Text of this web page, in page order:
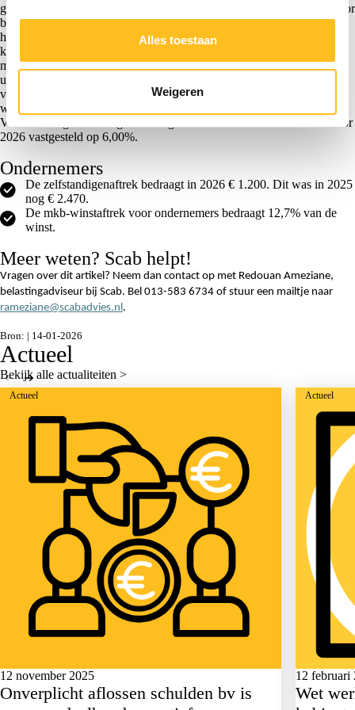
Alles toestaan
Weigeren
gebruikgemaakt van voorlopige forfaitaire rendementspercentages voor
banktegoeden en schulden. Voor banktegoeden wordt uitgegaan van
het rentepercentage van de maand juli van het voorafgaande
kalenderjaar op deposito’s met een opzegtermijn van maximaal drie
maanden. Voor 2026 bedraagt dit 1,28%. Voor schulden wordt
uitgegaan van het rentepercentage van de maand juli van het
voorafgaande kalenderjaar over het totale uitstaande bedrag aan
woninghypotheken. Voor 2026 bedraagt dit 2,70%.
Voor de categorie overige bezittingen is het definitieve rendement voor
2026 vastgesteld op 6,00%.
Ondernemers
De zelfstandigenaftrek bedraagt in 2026 € 1.200. Dit was in 2025
nog € 2.470.
De mkb-winstaftrek voor ondernemers bedraagt 12,7% van de
winst.
Meer weten? Scab helpt!
Vragen over dit artikel? Neem dan contact op met Redouan Ameziane,
belastingadviseur bij Scab. Bel 013-583 6734 of stuur een mailtje naar
rameziane@scabadvies.nl.
Bron: | 14-01-2026
Actueel
Bekijk alle actualiteiten >
Actueel
12 november 2025
Onverplicht aflossen schulden bv is
Actueel
12 februari
Wet